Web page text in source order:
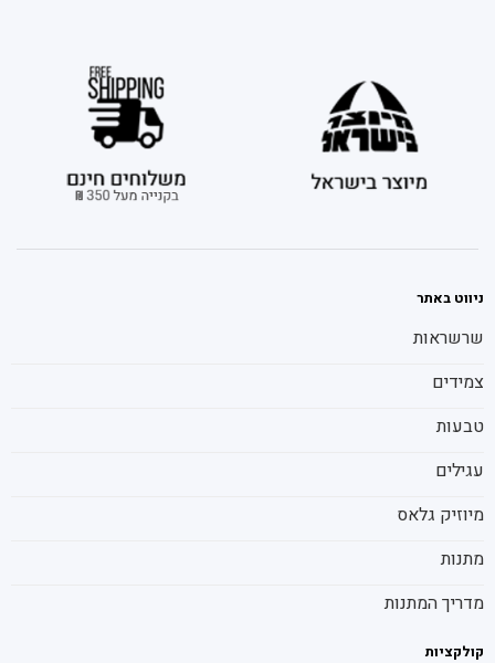
ניווט באתר
שרשראות
צמידים
טבעות
עגילים
מיוזיק גלאס
מתנות
מדריך המתנות
קולקציות